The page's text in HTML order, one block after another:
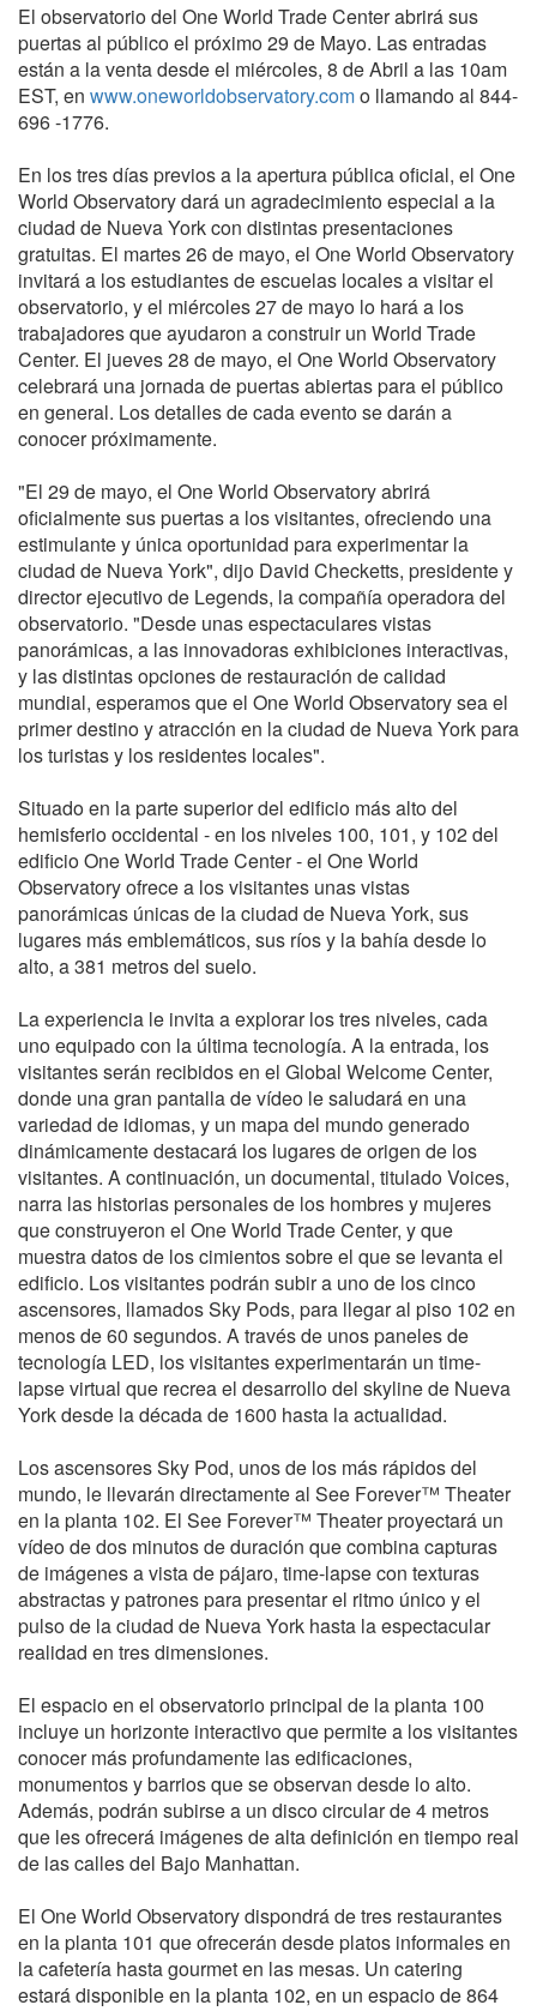
El observatorio del One World Trade Center abrirá sus
puertas al público el próximo 29 de Mayo. Las entradas
están a la venta desde el miércoles, 8 de Abril a las 10am
EST, en www.oneworldobservatory.como llamando al 844-
696 -1776.
En los tres días previos a la apertura pública oficial, el One
World Observatory dará un agradecimiento especial a la
ciudad de Nueva York con distintas presentaciones
gratuitas. El martes 26 de mayo, el One World Observatory
invitará a los estudiantes de escuelas locales a visitar el
observatorio, y el miércoles 27 de mayo lo hará a los
trabajadores que ayudaron a construir un World Trade
Center. El jueves 28 de mayo, el One World Observatory
celebrará una jornada de puertas abiertas para el público
en general. Los detalles de cada evento se darán a
conocer próximamente.
"El 29 de mayo, el One World Observatory abrirá
oficialmente sus puertas a los visitantes, ofreciendo una
estimulante y única oportunidad para experimentar la
ciudad de Nueva York", dijo David Checketts, presidente y
director ejecutivo de Legends, la compañía operadora del
observatorio. "Desde unas espectaculares vistas
panorámicas, a las innovadoras exhibiciones interactivas,
y las distintas opciones de restauración de calidad
mundial, esperamos que el One World Observatory sea el
primer destino y atracción en la ciudad de Nueva York para
los turistas y los residentes locales".
Situado en la parte superior del edificio más alto del
hemisferio occidental - en los niveles 100, 101, y 102 del
edificio One World Trade Center - el One World
Observatory ofrece a los visitantes unas vistas
panorámicas únicas de la ciudad de Nueva York, sus
lugares más emblemáticos, sus ríos y la bahía desde lo
alto, a 381 metros del suelo.
La experiencia le invita a explorar los tres niveles, cada
uno equipado con la última tecnología. A la entrada, los
visitantes serán recibidos en el Global Welcome Center,
donde una gran pantalla de vídeo le saludará en una
variedad de idiomas, y un mapa del mundo generado
dinámicamente destacará los lugares de origen de los
visitantes. A continuación, un documental, titulado Voices,
narra las historias personales de los hombres y mujeres
que construyeron el One World Trade Center, y que
muestra datos de los cimientos sobre el que se levanta el
edificio. Los visitantes podrán subir a uno de los cinco
ascensores, llamados Sky Pods, para llegar al piso 102 en
menos de 60 segundos. A través de unos paneles de
tecnología LED, los visitantes experimentarán un time-
lapse virtual que recrea el desarrollo del skyline de Nueva
York desde la década de 1600 hasta la actualidad.
Los ascensores Sky Pod, unos de los más rápidos del
mundo, le llevarán directamente al See Forever™ Theater
en la planta 102. El See Forever™ Theater proyectará un
vídeo de dos minutos de duración que combina capturas
de imágenes a vista de pájaro, time-lapse con texturas
abstractas y patrones para presentar el ritmo único y el
pulso de la ciudad de Nueva York hasta la espectacular
realidad en tres dimensiones.
El espacio en el observatorio principal de la planta 100
incluye un horizonte interactivo que permite a los visitantes
conocer más profundamente las edificaciones,
monumentos y barrios que se observan desde lo alto.
Además, podrán subirse a un disco circular de 4 metros
que les ofrecerá imágenes de alta definición en tiempo real
de las calles del Bajo Manhattan.
El One World Observatory dispondrá de tres restaurantes
en la planta 101 que ofrecerán desde platos informales en
la cafetería hasta gourmet en las mesas. Un catering
estará disponible en la planta 102, en un espacio de 864